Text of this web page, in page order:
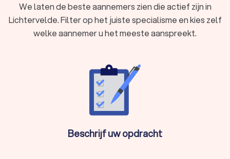
We laten de beste aannemers zien die actief zijn in
Lichtervelde. Filter op het juiste specialisme en kies zelf
welke aannemer u het meeste aanspreekt.
Beschrijf uw opdracht